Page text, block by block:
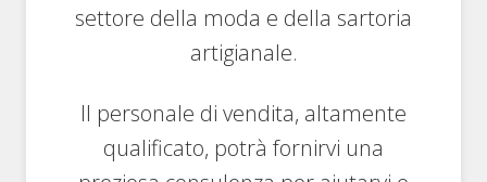
settore della moda e della sartoria
artigianale.
Il personale di vendita, altamente
qualificato, potrà fornirvi una